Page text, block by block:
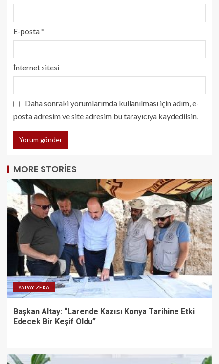
E-posta*
İnternet sitesi
Daha sonraki yorumlarımda kullanılması için adım, e-
posta adresim ve site adresim bu tarayıcıya kaydedilsin.
MORE STORIES
YAPAY ZEKA
Başkan Altay: “Larende Kazısı Konya Tarihine Etki
Edecek Bir Keşif Oldu”